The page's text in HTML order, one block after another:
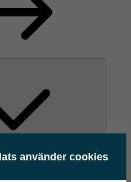
använder cookies